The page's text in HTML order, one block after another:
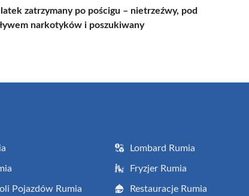
zatrzymany po pościgu – nietrzeźwy, pod
narkotyków i poszukiwany
Lombard Rumia
Fryzjer Rumia
Pojazdów Rumia Restauracje Rumia